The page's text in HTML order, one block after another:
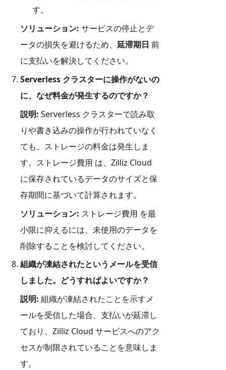
す。
ソリューション: サービスの停止とデ
ータの損失を避けるため、 延滞期日 前
に支払いを解決してください。
Serverless クラスターに操作がないの
に、なぜ料金が発生するのですか？
説明: Serverless クラスターで読み取
りや書き込みの操作が行われていなく
ても、ストレージの料金は発生しま
す。ストレージ費用 は、Zilliz Cloud
に保存されているデータのサイズと保
存期間に基づいて計算されます。
ソリューション: ストレージ費用 を最
小限に抑えるには、未使用のデータを
削除することを検討してください。
組織が凍結されたというメールを受信
しました。どうすればよいですか？
説明: 組織が凍結されたことを示すメ
ールを受信した場合、支払いが延滞し
ており、Zilliz Cloud サービスへのアク
セスが制限されていることを意味しま
す。